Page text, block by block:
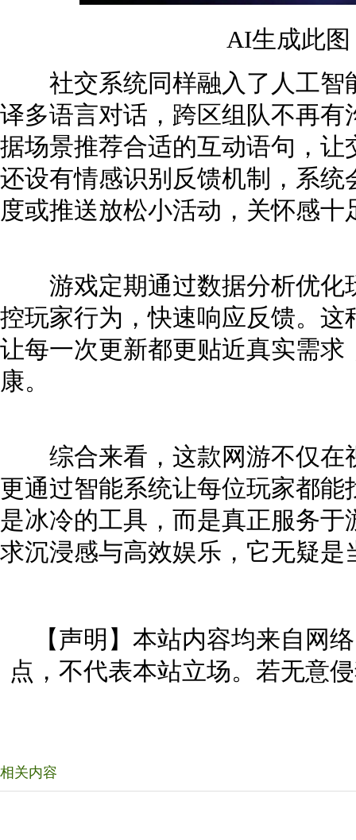
AI生成此
社交系统同样融入了人工智
译多语言对话，跨区组队不再
据场景推荐合适的互动语句，
还设有情感识别反馈机制，系
度或推送放松小活动，关怀感十
游戏定期通过数据分析优化
控玩家行为，快速响应反馈。这
让每一次更新都更贴近真实需
康。
综合来看，这款网游不仅在
更通过智能系统让每位玩家都
是冰冷的工具，而是真正服务
求沉浸感与高效娱乐，它无疑
【声明】本站内容均来自网
点，不代表本站立场。若无意
相关内容